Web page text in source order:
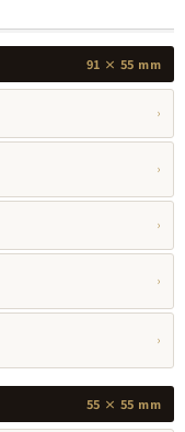
91 × 55 mm
›
›
›
›
›
55 × 55 mm